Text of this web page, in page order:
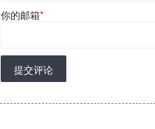
你的邮箱*
提交评论